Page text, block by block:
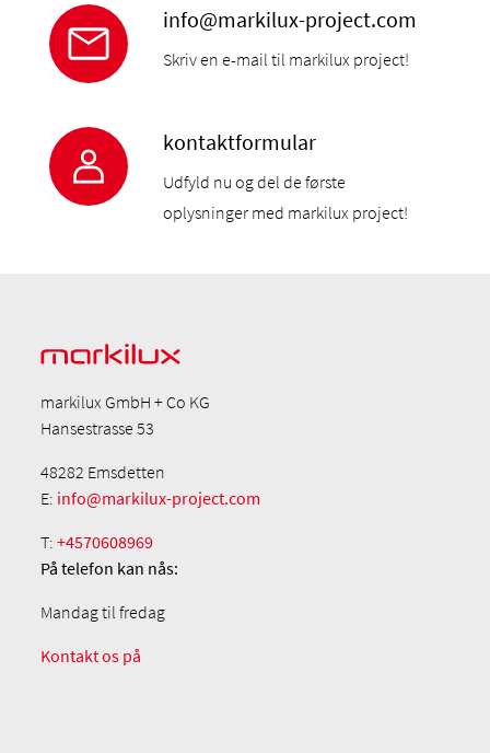
info@markilux-project.com
Skriv en e-mail til markilux project!
kontaktformular
Udfyld nu og del de første
oplysninger med markilux project!
markilux GmbH + Co KG
Hansestrasse 53
48282 Emsdetten
E: info@markilux-project.com
T:+4570608969
På telefon kan nås:
Mandag til fredag
Kontakt os på